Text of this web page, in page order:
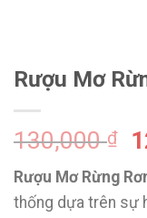
Rượu Mơ
130,000₫
Rượu Mơ Rừng
thống dựa trên sự